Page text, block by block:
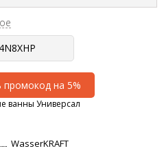
промокод на 5%
ванны Универсал
WasserKRAFT